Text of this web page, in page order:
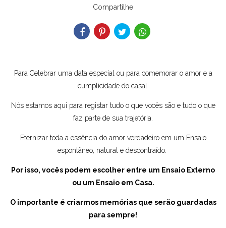
Compartilhe
Para Celebrar uma data especial ou para comemorar o amor e a
cumplicidade do casal.
Nós estamos aqui para registar tudo o que vocês são e tudo o que
faz parte de sua trajetória.
Eternizar toda a essência do amor verdadeiro em um Ensaio
espontâneo, natural e descontraído.
Por isso, vocês podem escolher entre um Ensaio Externo
ou um Ensaio em Casa.
O importante é criarmos memórias que serão guardadas
para sempre!